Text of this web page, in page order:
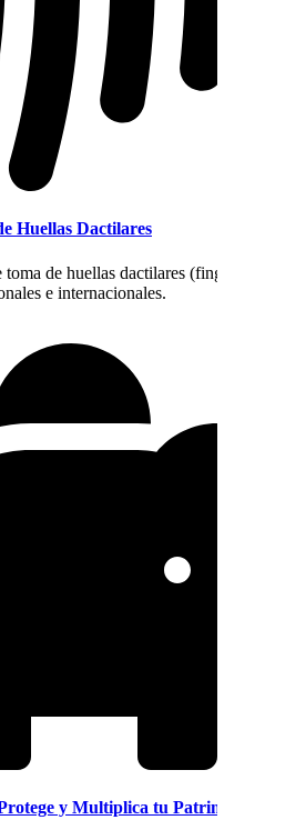
Huellas Dactilares
de huellas dactilares (fingerprinting)
e internacionales.
y Multiplica tu Patrimonio